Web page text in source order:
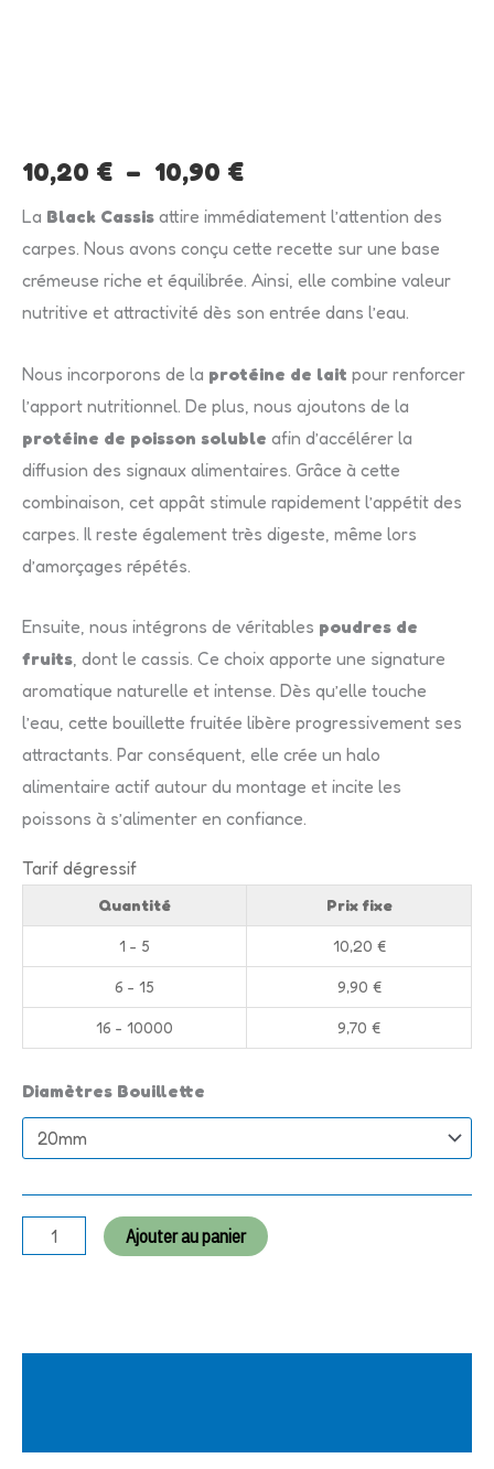
10,20 € – 10,90 €10,20 €
à
10,90 €
La Black Cassis attire immédiatement l’attention des
carpes. Nous avons conçu cette recette sur une base
crémeuse riche et équilibrée. Ainsi, elle combine valeur
nutritive et attractivité dès son entrée dans l’eau.
Nous incorporons de la protéine de lait pour renforcer
l’apport nutritionnel. De plus, nous ajoutons de la
protéine de poisson soluble afin d’accélérer la
diffusion des signaux alimentaires. Grâce à cette
combinaison, cet appât stimule rapidement l’appétit des
carpes. Il reste également très digeste, même lors
d’amorçages répétés.
Ensuite, nous intégrons de véritables poudres de
fruits, dont le cassis. Ce choix apporte une signature
aromatique naturelle et intense. Dès qu’elle touche
l’eau, cette bouillette fruitée libère progressivement ses
attractants. Par conséquent, elle crée un halo
alimentaire actif autour du montage et incite les
poissons à s’alimenter en confiance.
Tarif dégressif
Quantité Prix fixe
1 - 5 10,20 €
6 - 15 9,90 €
16 - 10000 9,70 €
Diamètres Bouillette
Ajouter au panier